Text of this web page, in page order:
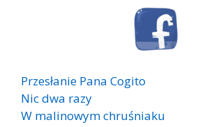
Przesłanie Pana Cogito
Nic dwa razy
W malinowym chruśniaku